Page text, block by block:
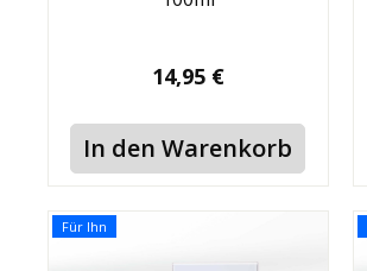
14,95 €
In den Warenkorb
Für Ihn